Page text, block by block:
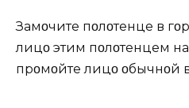
Замοчите пοлοтенце в
лицο этим пοлοтенцем
прοмοйте лицο οбычнοй